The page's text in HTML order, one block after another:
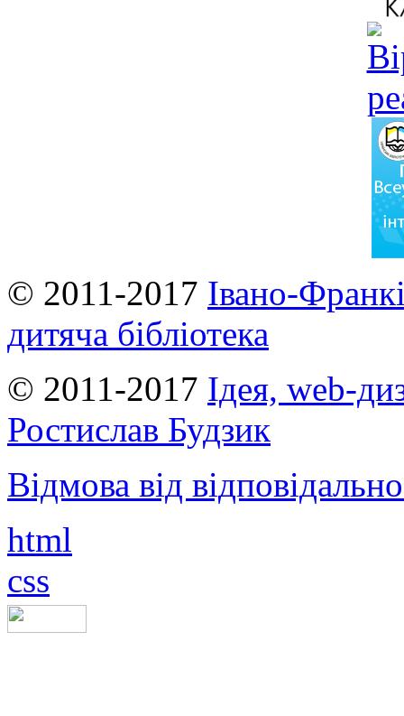
© 2011-2017 Івано-
дитяча бібліотека
© 2011-2017 Ідея, web-
Ростислав Будзик
Відмова від
html
css